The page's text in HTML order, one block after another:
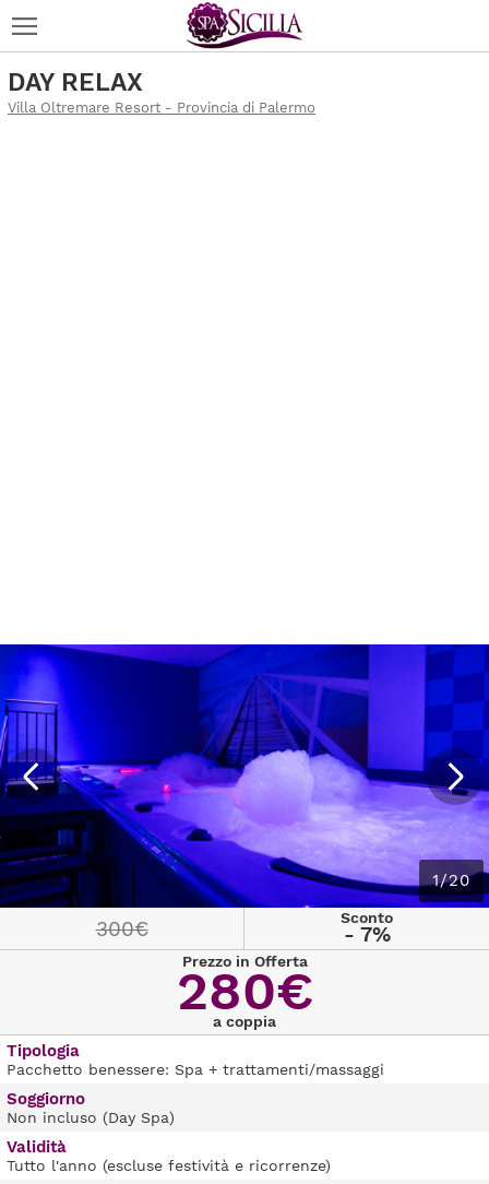
DAY RELAX
Villa Oltremare Resort - Provincia di Palermo
1/20
300€ Sconto
- 7%
Prezzo in Offerta
280€
a coppia
Tipologia
Pacchetto benessere: Spa + trattamenti/massaggi
Soggiorno
Non incluso (Day Spa)
Validità
Tutto l'anno (escluse festività e ricorrenze)